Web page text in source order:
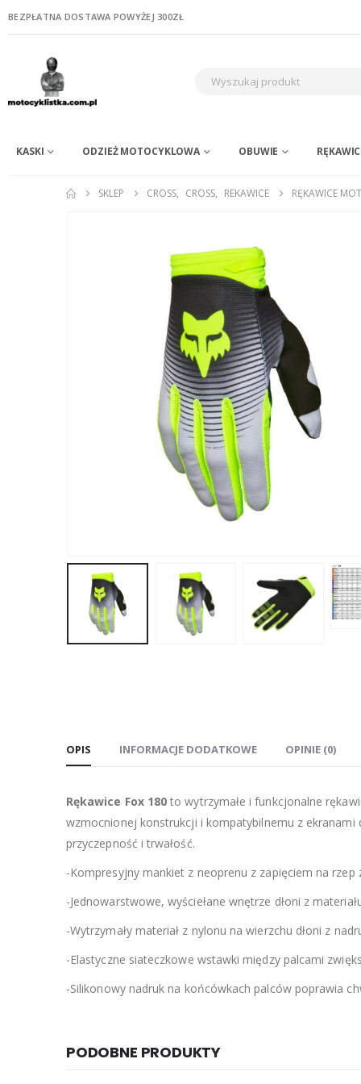
BEZPŁATNA DOSTAWA POWYŻEJ 300ZŁ
KASKI ODZIEŻ MOTOCYKLOWA OBUWIE
SKLEP CROSS, CROSS, REKAWICE RĘKAWICE
OPIS INFORMACJE DODATKOWE OPINIE (0)
Rękawice Fox 180 to wytrzymałe i funkcjonalne
wzmocnionej konstrukcji i kompatybilnemu z
przyczepność i trwałość.
-Kompresyjny mankiet z neoprenu z zapięciem na rzep
-Jednowarstwowe, wyściełane wnętrze dłoni z
-Wytrzymały materiał z nylonu na wierzchu dłoni z
-Elastyczne siateczkowe wstawki między palcami
-Silikonowy nadruk na końcówkach palców poprawia
PODOBNE PRODUKTY